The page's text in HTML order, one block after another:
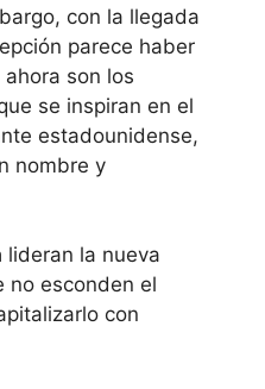
con la llegada
parece haber
son los
se inspiran en el
estadounidense,
nombre y
lideran la nueva
no esconden el
con